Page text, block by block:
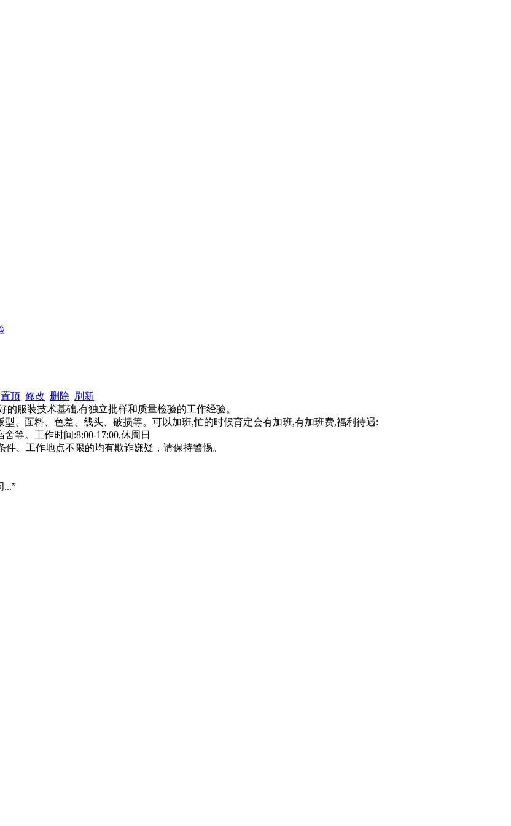
置顶 修改 删除 刷新
服装技术基础,有独立批样和质量检验的工作经验。
、面料、色差、线头、破损等。可以加班,忙的时候育定会有加班,有加班费,福利待遇:
等。工作时间:8:00-17:00,休周日
件、工作地点不限的均有欺诈嫌疑，请保持警惕。
...”